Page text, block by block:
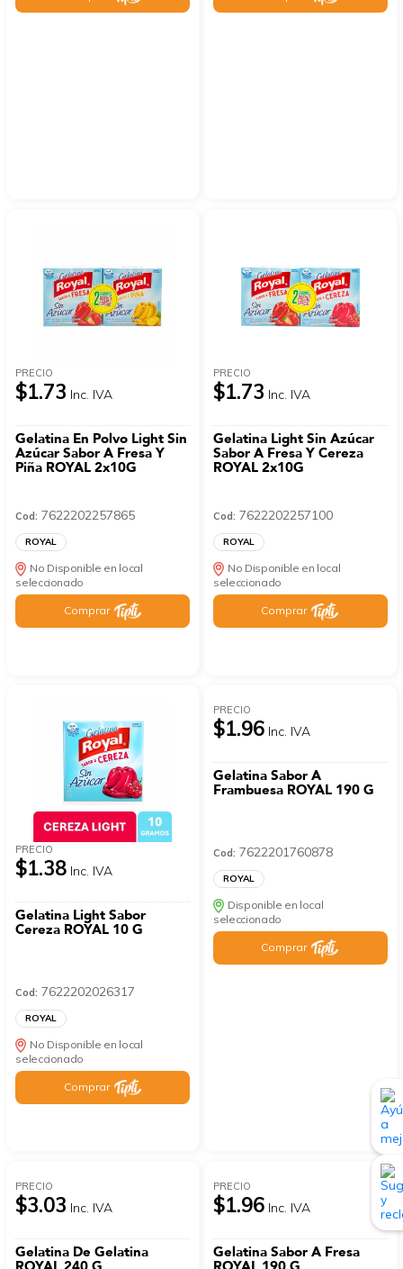
PRECIO
$1.73 Inc. IVA
Gelatina En Polvo Light Sin
Azúcar Sabor A Fresa Y
Piña ROYAL 2x10G
Cod: 7622202257865
ROYAL
No Disponible en local
seleccionado
Comprar
PRECIO
$1.73 Inc. IVA
Gelatina Light Sin Azúcar
Sabor A Fresa Y Cereza
ROYAL 2x10G
Cod: 7622202257100
ROYAL
No Disponible en local
seleccionado
Comprar
PRECIO
$1.38 Inc. IVA
Gelatina Light Sabor
Cereza ROYAL 10 G
Cod: 7622202026317
ROYAL
No Disponible en local
seleccionado
Comprar
PRECIO
$1.96 Inc. IVA
Gelatina Sabor A
Frambuesa ROYAL 190 G
Cod: 7622201760878
ROYAL
Disponible en local
seleccionado
Comprar
PRECIO
$3.03 Inc. IVA
Gelatina De Gelatina
PRECIO
$1.96 Inc. IVA
Gelatina Sabor A Fresa